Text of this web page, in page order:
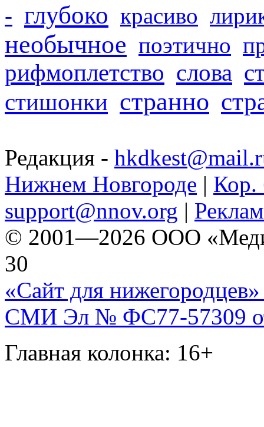
- глубоко красиво
необычное поэтично
рифмоплетство слова
стишонки странно
Редакция -
Нижнем Новгороде | Кор.
support@nnov.org |
© 2001—2026 ООО
30
«Сайт для нижегородцев»
СМИ Эл № ФС77-57309
Главная колонка: 16+